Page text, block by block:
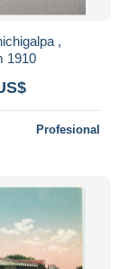
um 1910
Profesional